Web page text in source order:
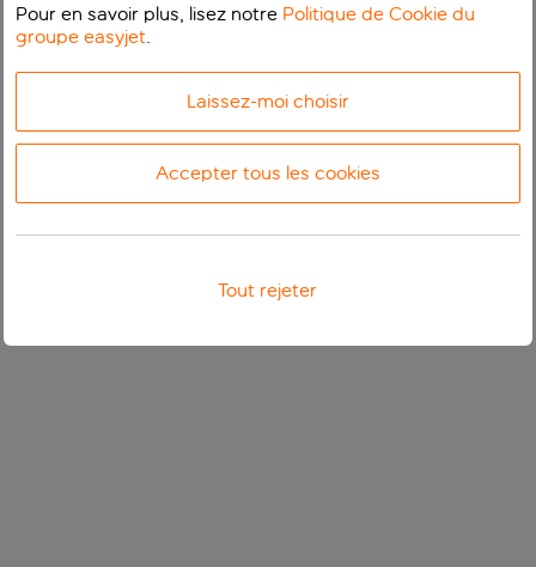
Pour en savoir plus, lisez notre Politique de Cookie du
groupe easyjet.
Laissez-moi choisir
Accepter tous les cookies
Tout rejeter